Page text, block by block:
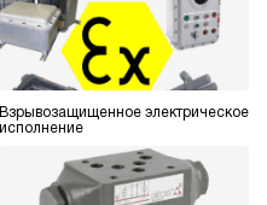
Взрывозащищенное электрическое
исполнение